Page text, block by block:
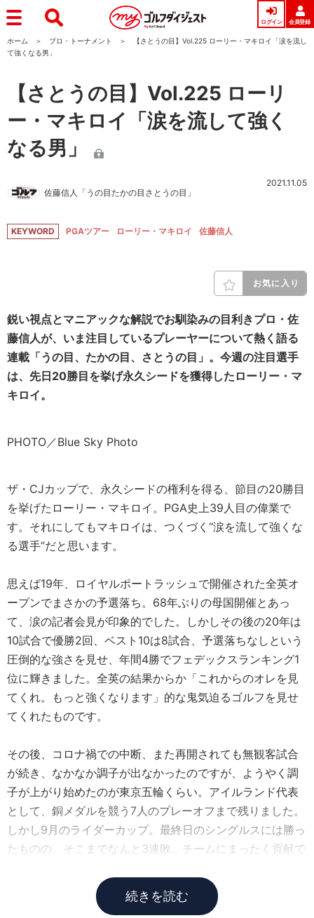
ログイン 会員登録
ホーム プロ・トーナメント
【さとうの目】Vol.225 ローリー・マキロイ「涙を流し
て強くなる男」
【さとうの目】Vol.225 ローリ
ー・マキロイ「涙を流して強く
なる男」
佐藤信人「うの目たかの目さとうの目」
2021.11.05
KEYWORD PGAツアー ローリー・マキロイ 佐藤信人
お気に入り
鋭い視点とマニアックな解説でお馴染みの目利きプロ・佐
藤信人が、いま注目しているプレーヤーについて熱く語る
連載「うの目、たかの目、さとうの目」。今週の注目選手
は、先日20勝目を挙げ永久シードを獲得したローリー・マ
キロイ。
PHOTO／Blue Sky Photo
ザ・CJカップで、永久シードの権利を得る、節目の20勝目
を挙げたローリー・マキロイ。PGA史上39人目の偉業で
す。それにしてもマキロイは、つくづく“涙を流して強くな
る選手”だと思います。
思えば19年、ロイヤルポートラッシュで開催された全英オ
ープンでまさかの予選落ち。68年ぶりの母国開催とあっ
て、涙の記者会見が印象的でした。しかしその後の20年は
10試合で優勝2回、ベスト10は8試合、予選落ちなしという
圧倒的な強さを見せ、年間4勝でフェデックスランキング1
位に輝きました。全英の結果からか「これからのオレを見
てくれ。もっと強くなります」的な鬼気迫るゴルフを見せ
てくれたものです。
その後、コロナ禍での中断、また再開されても無観客試合
が続き、なかなか調子が出なかったのですが、ようやく調
子が上がり始めたのが東京五輪くらい。アイルランド代表
として、銅メダルを競う7人のプレーオフまで残りました。
しかし9月のライダーカップ。最終日のシングルスには勝っ
たものの、そこまでなんと3連敗。チームにまったく貢献で
続きを読む